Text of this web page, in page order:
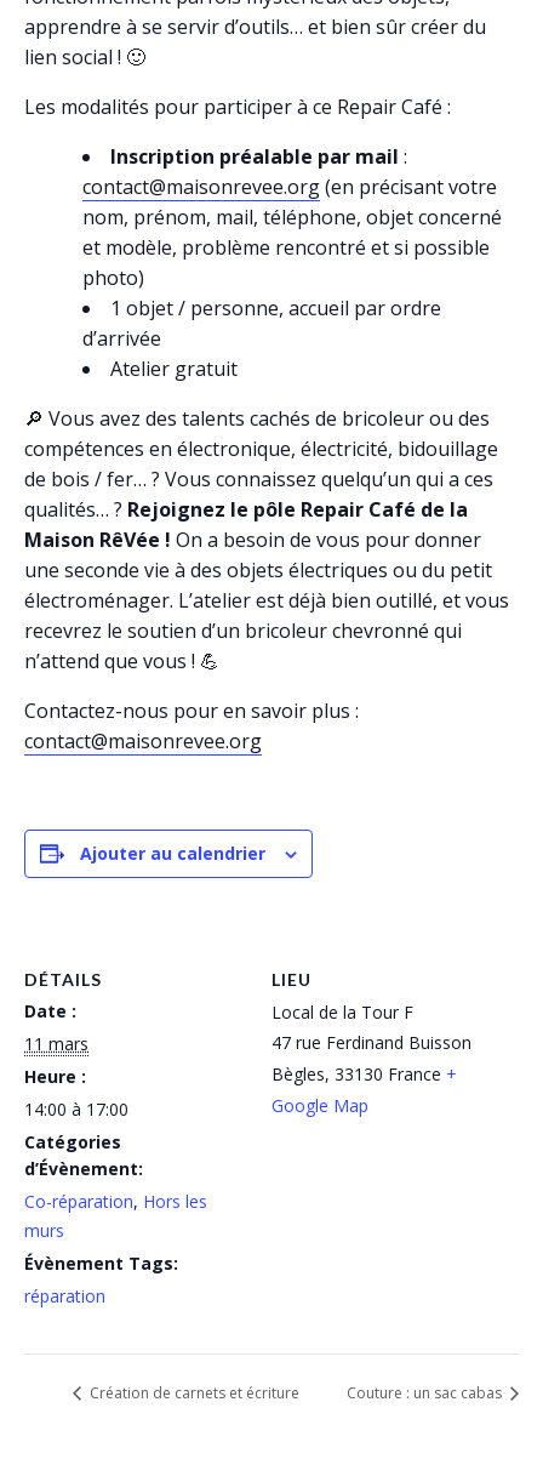
apprendre à se servir d’outils… et bien sûr créer du
lien social ! 🙂
Les modalités pour participer à ce Repair Café :
Inscription préalable par mail :
contact@maisonrevee.org(en précisant votre
nom, prénom, mail, téléphone, objet concerné
et modèle, problème rencontré et si possible
photo)
1 objet / personne, accueil par ordre
d’arrivée
Atelier gratuit
🔎 Vous avez des talents cachés de bricoleur ou des
compétences en électronique, électricité, bidouillage
de bois / fer… ? Vous connaissez quelqu’un qui a ces
qualités… ? Rejoignez le pôle Repair Café de la
Maison RêVée ! On a besoin de vous pour donner
une seconde vie à des objets électriques ou du petit
électroménager. L’atelier est déjà bien outillé, et vous
recevrez le soutien d’un bricoleur chevronné qui
n’attend que vous ! 💪
Contactez-nous pour en savoir plus :
contact@maisonrevee.org
Ajouter au calendrier
DÉTAILS
Date :
11 mars
Heure :
14:00 à 17:00
Catégories
d’Évènement:
Co-réparation, Hors les
murs
Évènement Tags:
réparation
LIEU
Local de la Tour F
47 rue Ferdinand Buisson
Bègles, 33130 France +
Google Map
Création de carnets et écriture Couture : un sac cabas